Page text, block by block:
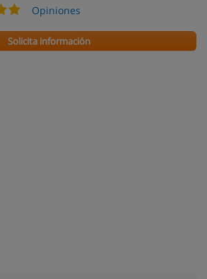
Opiniones
Solicita información